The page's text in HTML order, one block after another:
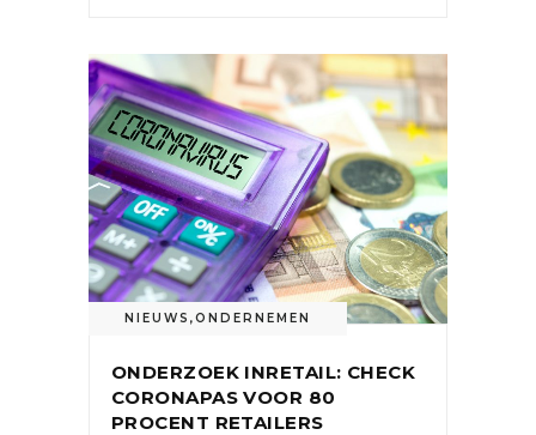
NIEUWS ,ONDERNEMEN
ONDERZOEK INRETAIL: CHECK
CORONAPAS VOOR 80
PROCENT RETAILERS